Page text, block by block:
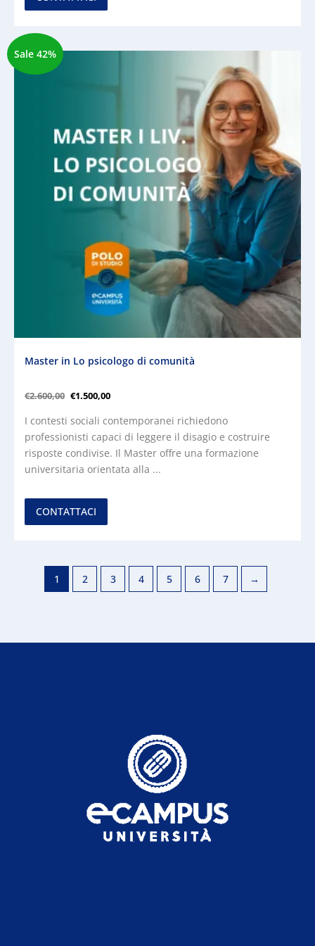
Sale 42%
Master in Lo psicologo di comunità
€2.600,00 €1.500,00
I contesti sociali contemporanei richiedono
professionisti capaci di leggere il disagio e costruire
risposte condivise. Il Master offre una formazione
universitaria orientata alla ...
CONTATTACI
1 2 3 4 5 6 7 →